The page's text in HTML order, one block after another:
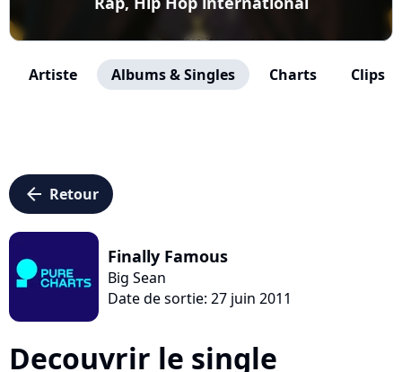
Artiste Albums & Singles Charts Clips
arrow_left Retour
Finally Famous
Big Sean
Date de sortie: 27 juin 2011
Decouvrir le single